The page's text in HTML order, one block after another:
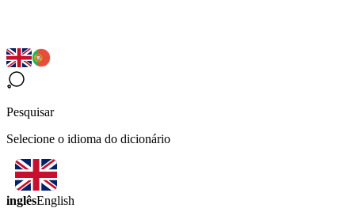
Pesquisar
Selecione o idioma do dicionário
inglêsEnglish